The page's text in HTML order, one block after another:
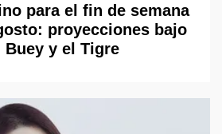
para el fin de semana
proyecciones bajo
Buey y el Tigre